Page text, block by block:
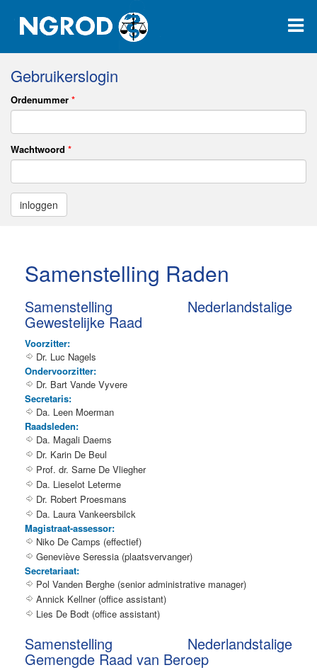
Gebruikerslogin
Ordenummer *
Wachtwoord *
Samenstelling Raden
Samenstelling Nederlandstalige
Gewestelijke Raad
Voorzitter:
Dr. Luc Nagels
Ondervoorzitter:
Dr. Bart Vande Vyvere
Secretaris:
Da. Leen Moerman
Raadsleden:
Da. Magali Daems
Dr. Karin De Beul
Prof. dr. Sarne De Vliegher
Da. Lieselot Leterme
Dr. Robert Proesmans
Da. Laura Vankeersbilck
Magistraat-assessor:
Niko De Camps (effectief)
Geneviève Seressia (plaatsvervanger)
Secretariaat:
Pol Vanden Berghe (senior administrative manager)
Annick Kellner (office assistant)
Lies De Bodt (office assistant)
Samenstelling Nederlandstalige
Gemengde Raad van Beroep